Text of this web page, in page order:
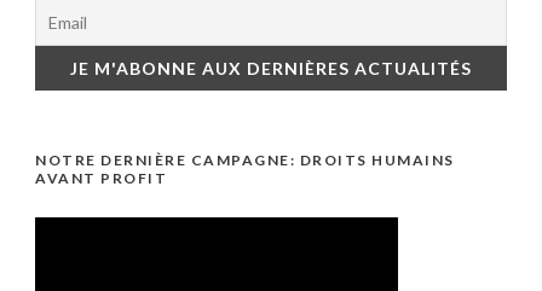
NOTRE DERNIÈRE CAMPAGNE: DROITS HUMAINS
AVANT PROFIT